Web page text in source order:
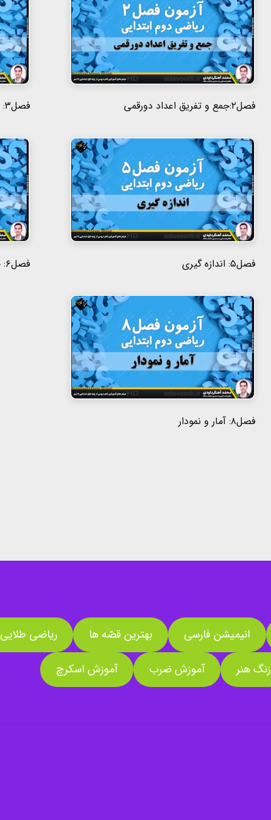
فصل۲:جمع و تفریق اعداد دورقمی فصل۳: اشکال هندسی
فصل۵: اندازه گیری فصل۶: جمع و تفریق اعداد سه رقمی
فصل۸: آمار و نمودار
انیمیشن فارسی بهترین قصّه ها ریاضی طلایی
زنگ هنر آموزش ضرب آموزش اسکرچ